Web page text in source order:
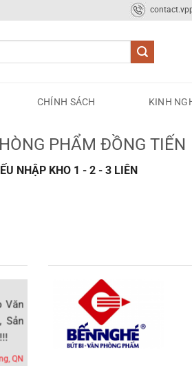
CHÍNH SÁCH KINH
PHẨM ĐỒNG TIẾN
NHẬP KHO 1 - 2 - 3 LIÊN
Văn
Sản
QN
Tôi là Đại lý Phú Minh Hạ Long,
Phẩm Đồng Tiến được 12 năm,
của tôi là nhà phân phối Đồng